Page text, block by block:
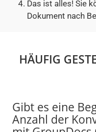
Das ist alles! Sie
Dokument nach
HÄUFIG
Gibt es eine
Anzahl der